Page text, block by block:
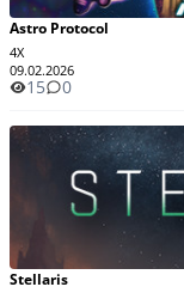
Astro Protocol
4X
09.02.2026
15 0
Stellaris